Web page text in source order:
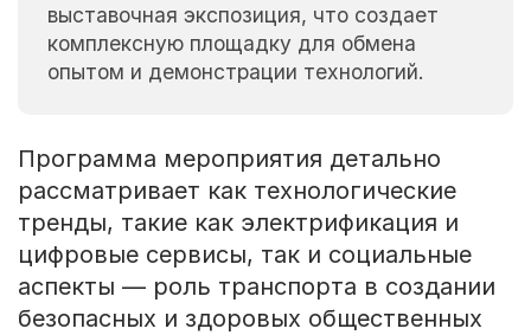
выставочная экспозиция, что создает
комплексную площадку для обмена
опытом и демонстрации технологий.
Программа мероприятия детально
рассматривает как технологические
тренды, такие как электрификация и
цифровые сервисы, так и социальные
аспекты — роль транспорта в создании
безопасных и здоровых общественных